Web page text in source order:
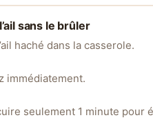
sans le brûler
haché dans la casserole.
immédiatement.
seulement 1 minute pour